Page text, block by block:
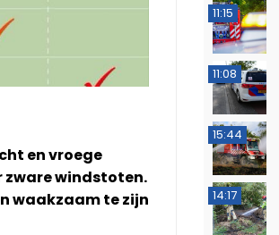
en vroege
zware windstoten.
waakzaam te zijn
11:15
11:08
15:44
14:17